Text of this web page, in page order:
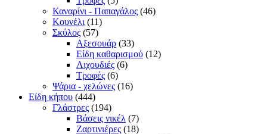
Καναρίνι - Παπαγάλος (46)
Κουνέλι (11)
Σκύλος (57)
Αξεσουάρ (33)
Είδη καθαρισμού (12)
Λιχουδιές (6)
Τροφές (6)
Ψάρια - χελώνες (16)
Είδη κήπου (444)
Γλάστρες (194)
Βάσεις νικέλ (7)
Ζαρτινιέρες (18)